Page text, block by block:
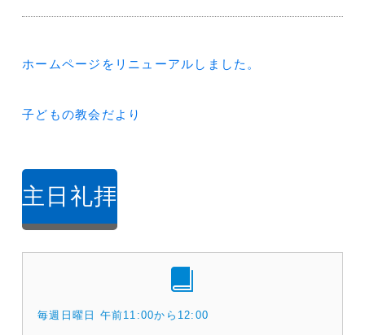
ナ
ゲ
ー
ホームページをリニューアルしました。
子どもの教会だより
主日礼拝
毎週日曜日 午前11:00から12:00